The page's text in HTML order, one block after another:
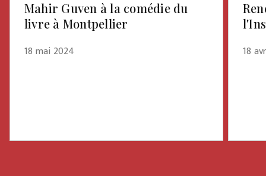
Mahir Guven à la comédie du
livre à Montpellier
18 mai 2024
18